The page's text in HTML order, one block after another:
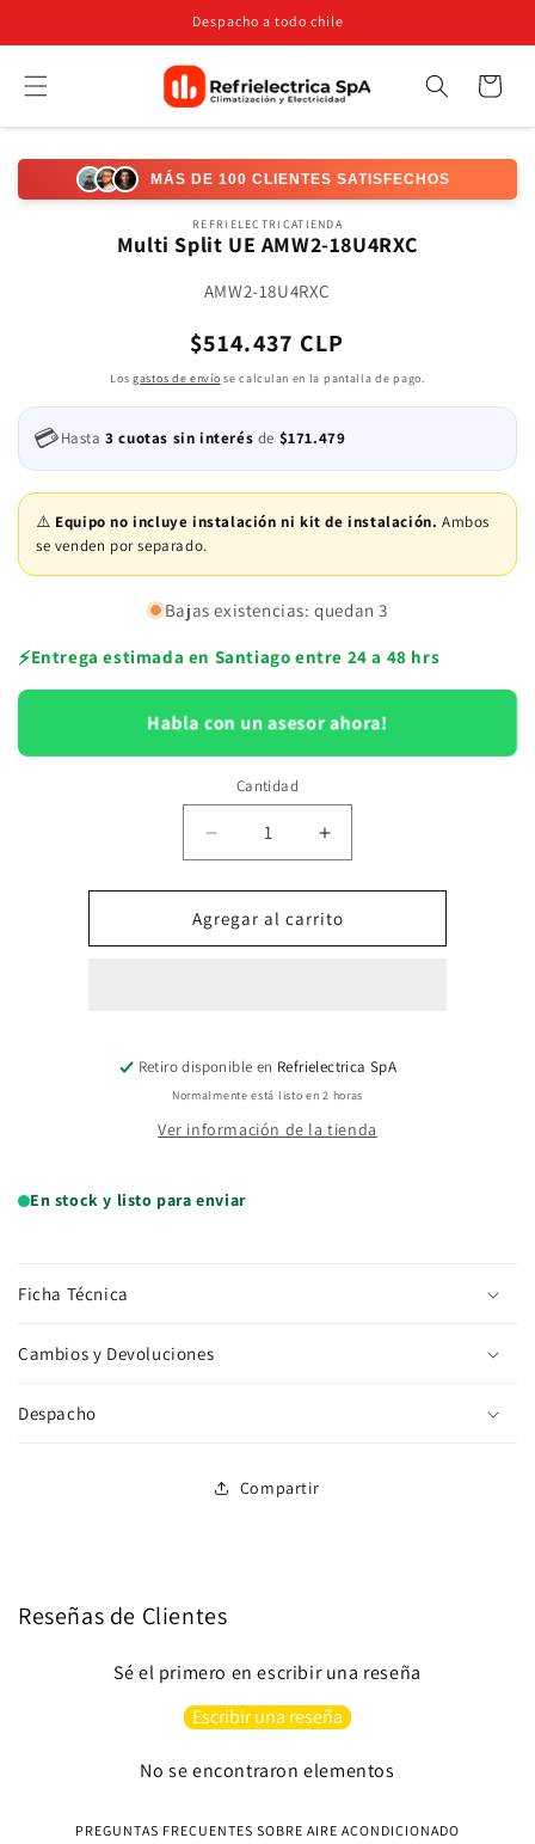
al contenido
Despacho a todo chile
Búsqueda Carrito
directamente
información
MÁS DE 100 CLIENTES SATISFECHOS
REFRIELECTRICATIENDA
Multi Split UE AMW2-18U4RXC
SKU:
AMW2-18U4RXC
Precio
habitual
$514.437 CLP
Losgastos de envío se calculan en la pantalla de pago.
💳Hasta3 cuotas sin interés de $171.479
⚠️ Equipo no incluye instalación ni kit de instalación. Ambos
se venden por separado.
Bajas existencias: quedan 3
⚡Entrega estimada en Santiago entre 24 a 48 hrs
Habla con un asesor ahora!
Cantidad
Reducir
cantidad
para
Multi
Split
Aumentar
cantidad
para
Multi
Split
Agregar al carrito
Retiro disponible en Refrielectrica SpA
Normalmente está listo en 2 horas
Ver información de la tienda
En stock y listo para enviar
Ficha Técnica
Cambios y Devoluciones
Despacho
Compartir
Reseñas de Clientes
Sé el primero en escribir una reseña
Escribir una reseña
No se encontraron elementos
PREGUNTAS FRECUENTES SOBRE AIRE ACONDICIONADO